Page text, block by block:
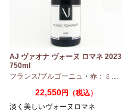
・ピノノワール
AJ ヴァオナ ヴォーヌ ロマネ 2023
750ml
フランス/ブルゴーニュ ・ 赤：ミディアムボディ
22,550円（税込）
淡く美しいヴォーヌロマネ